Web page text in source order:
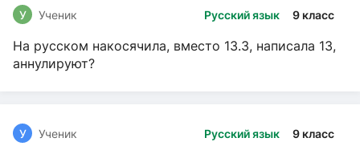
Русский язык 9 класс
У Ученик
На русском накосячила, вместо 13.3, написала 13,
аннулируют?
Русский язык 9 класс
У Ученик